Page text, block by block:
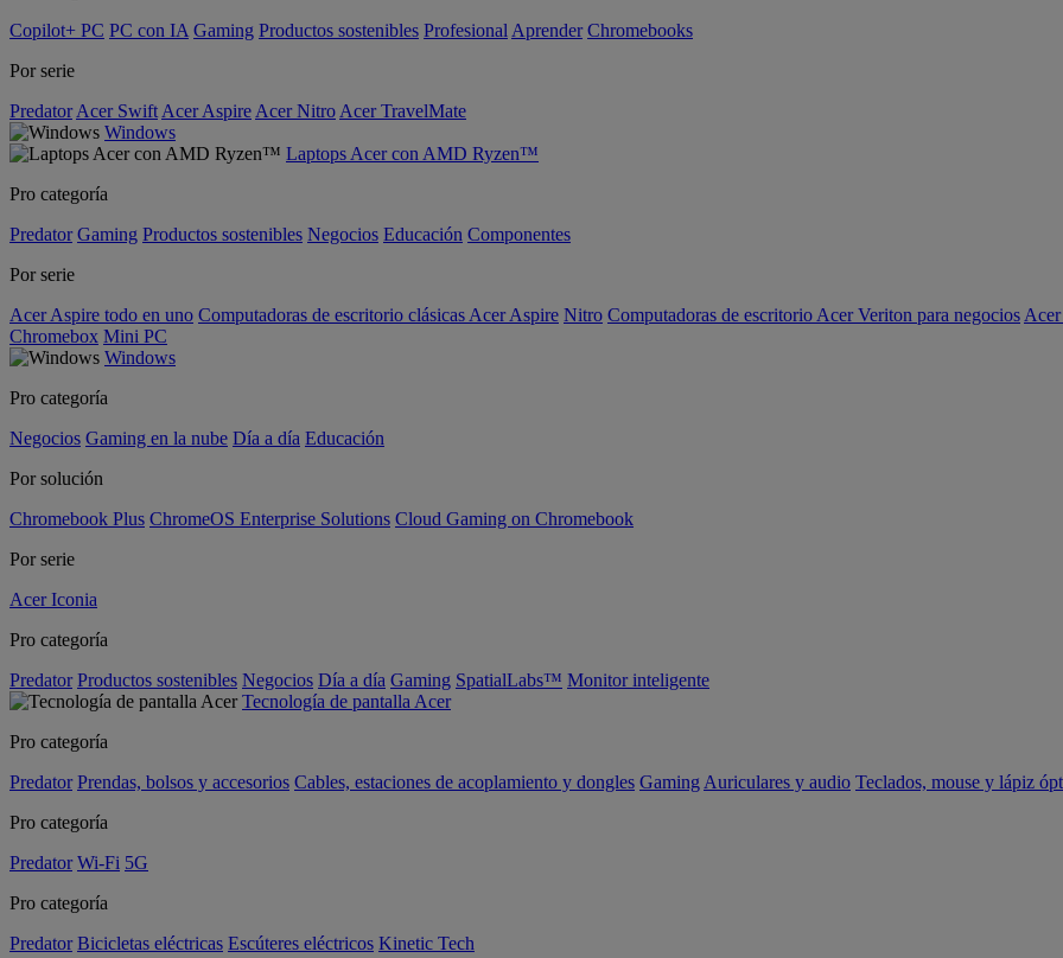
Copilot+ PC PC con IA Gaming Productos sostenibles Profesional Aprender Chromebooks
Por serie
Predator Acer Swift Acer Aspire Acer Nitro Acer TravelMate
Windows
Laptops Acer con AMD Ryzen™
Pro categoría
Predator Gaming Productos sostenibles Negocios Educación Componentes
Por serie
Acer Aspire todo en uno Computadoras de escritorio clásicas Acer Aspire Nitro Computadoras de escritorio Acer Veriton para negocios
Chromebox Mini PC
Windows
Pro categoría
Negocios Gaming en la nube Día a día Educación
Por solución
Chromebook Plus ChromeOS Enterprise Solutions Cloud Gaming on Chromebook
Por serie
Acer Iconia
Pro categoría
Predator Productos sostenibles Negocios Día a día Gaming SpatialLabs™ Monitor inteligente
Tecnología de pantalla Acer
Pro categoría
Predator Prendas, bolsos y accesorios Cables, estaciones de acoplamiento y dongles Gaming Auriculares y audio Teclados, mouse y lápiz
Pro categoría
Predator Wi-Fi 5G
Pro categoría
Predator Bicicletas eléctricas Escúteres eléctricos Kinetic Tech